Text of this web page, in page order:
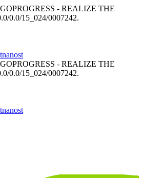
- REALIZE THE
0.0/15_024/0007242.
- REALIZE THE
0.0/15_024/0007242.